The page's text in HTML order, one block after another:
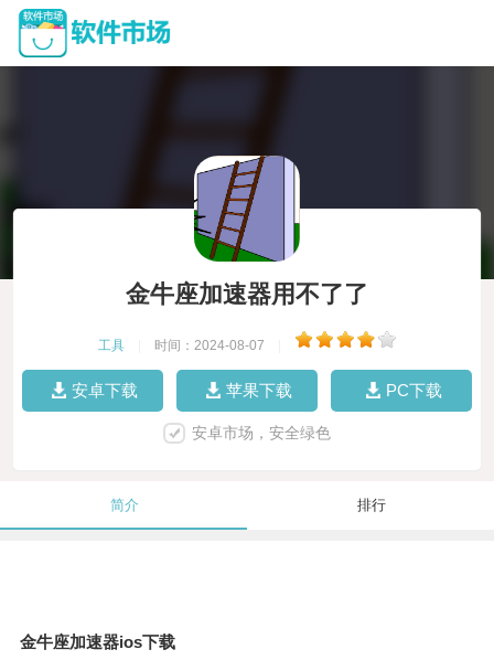
金牛座加速器用不了了
工具 时间：2024-08-07
安卓下载 苹果下载 PC下载
安卓市场，安全绿色
简介 排行
金牛座加速器ios下载